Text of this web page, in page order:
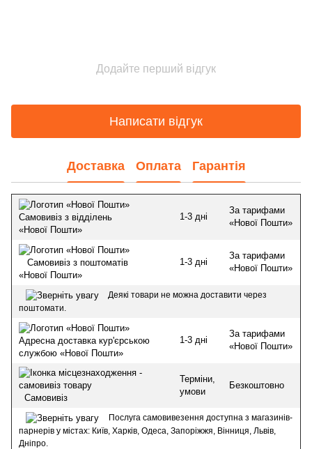
Додайте перший відгук
Написати відгук
Доставка Оплата Гарантія
Самовивіз з відділень
«Нової Пошти»
1-3 дні
За тарифами
«Нової Пошти»
Самовивіз з поштоматів
«Нової Пошти»
1-3 дні
За тарифами
«Нової Пошти»
Деякі товари не можна доставити через
поштомати.
Адресна доставка кур'єрською
службою «Нової Пошти»
1-3 дні
За тарифами
«Нової Пошти»
Самовивіз
Терміни,
умови
Безкоштовно
Послуга самовивезення доступна з магазинів-
парнерів у містах: Київ, Харків, Одеса, Запоріжжя, Вінниця, Львів,
Дніпро.